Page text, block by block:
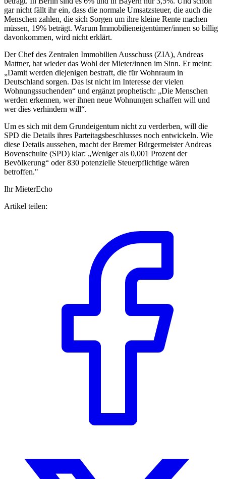
gar nicht fällt ihr ein, dass die normale Umsatzsteuer, die auch die
Menschen zahlen, die sich Sorgen um ihre kleine Rente machen
müssen, 19% beträgt. Warum Immobilieneigentümer/innen so billig
davonkommen, wird nicht erklärt.
Der Chef des Zentralen Immobilien Ausschuss (ZIA), Andreas
Mattner, hat wieder das Wohl der Mieter/innen im Sinn. Er meint:
„Damit werden diejenigen bestraft, die für Wohnraum in
Deutschland sorgen. Das ist nicht im Interesse der vielen
Wohnungssuchenden“ und ergänzt prophetisch: „Die Menschen
werden erkennen, wer ihnen neue Wohnungen schaffen will und
wer dies verhindern will“.
Um es sich mit dem Grundeigentum nicht zu verderben, will die
SPD die Details ihres Parteitagsbeschlusses noch entwickeln. Wie
diese Details aussehen, macht der Bremer Bürgermeister Andreas
Bovenschulte (SPD) klar: „Weniger als 0,001 Prozent der
Bevölkerung“ oder 830 potenzielle Steuerpflichtige wären
betroffen."
Ihr MieterEcho
Artikel teilen: